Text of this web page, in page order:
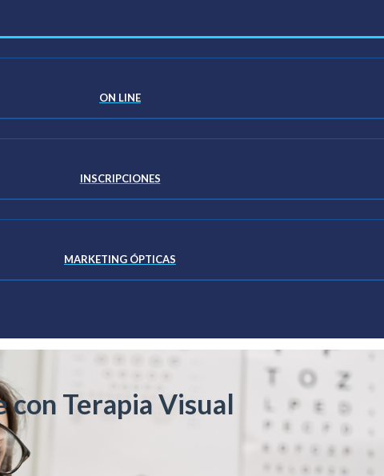
ON LINE
INSCRIPCIONES
MARKETING ÓPTICAS
con Terapia Visual